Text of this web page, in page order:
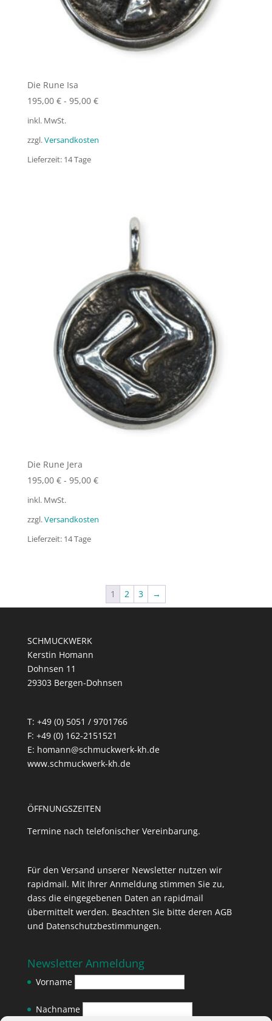
Die Rune Isa
195,00 €- 95,00 €
inkl. MwSt.
zzgl.Versandkosten
Lieferzeit: 14 Tage
Die Rune Jera
195,00 €- 95,00 €
inkl. MwSt.
zzgl.Versandkosten
Lieferzeit: 14 Tage
1 2 3 →
SCHMUCKWERK
Kerstin Homann
Dohnsen 11
29303 Bergen-Dohnsen
T: +49 (0) 5051 / 9701766
F: +49 (0) 162-2151521
E: homann@schmuckwerk-kh.de
www.schmuckwerk-kh.de
ÖFFNUNGSZEITEN
Termine nach telefonischer Vereinbarung.
Für den Versand unserer Newsletter nutzen wir
rapidmail. Mit Ihrer Anmeldung stimmen Sie zu,
dass die eingegebenen Daten an rapidmail
übermittelt werden. Beachten Sie bitte deren AGB
und Datenschutzbestimmungen.
Newsletter Anmeldung
Vorname
Nachname